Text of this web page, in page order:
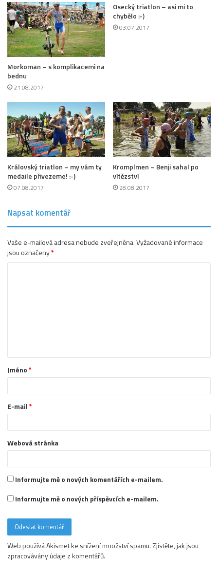
Morkoman – s komplikacemi na
bednu
21.08.2017
Osecký triatlon – asi mi to
chybělo :-)
03.07.2017
Královský triatlon – my vám ty
medaile přivezeme! :-)
07.08.2017
Kromplmen – Benji sahal po
vítězství
28.08.2017
Napsat komentář
Vaše e-mailová adresa nebude zveřejněna.Vyžadované informace
jsou označeny*
á
řJméno*
E-mail*
Webová stránka
Informujte mě o nových komentářích e-mailem.
Informujte mě o nových příspěvcích e-mailem.
Web používá Akismet ke snížení množství spamu.Zjistěte, jak jsou
zpracovávány údaje z komentářů.